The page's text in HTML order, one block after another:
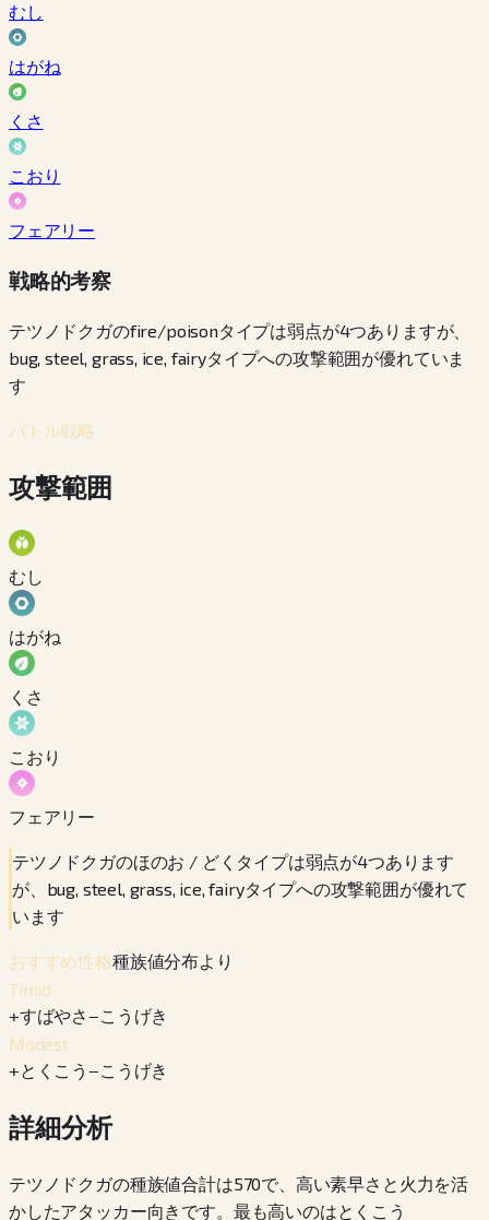
むし
はがね
くさ
こおり
フェアリー
戦略的考察
テツノドクガのfire/poisonタイプは弱点が4つありますが、
bug, steel, grass, ice, fairyタイプへの攻撃範囲が優れていま
す
バトル戦略
攻撃範囲
むし
はがね
くさ
こおり
フェアリー
テツノドクガのほのお / どくタイプは弱点が4つあります
が、bug, steel, grass, ice, fairyタイプへの攻撃範囲が優れて
います
おすすめ性格種族値分布より
Timid
+すばやさ−こうげき
Modest
+とくこう−こうげき
詳細分析
テツノドクガの種族値合計は570で、高い素早さと火力を活
かしたアタッカー向きです。最も高いのはとくこう